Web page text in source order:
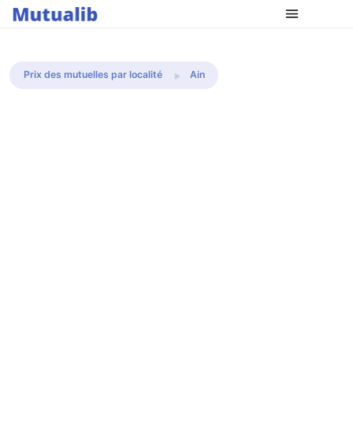
Comparer les mutuelles
Prix des mutuelles par localité Ain